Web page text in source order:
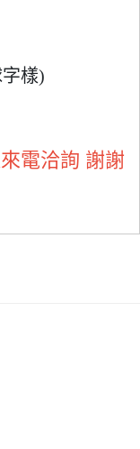
樣)
電洽詢 謝謝